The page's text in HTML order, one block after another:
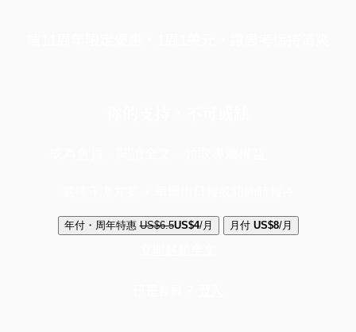
年付・周年特惠 US$6.5US$4/月 月付 US$8/月